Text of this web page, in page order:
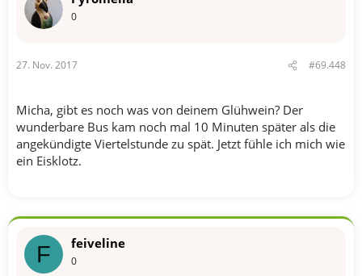
0
27. Nov. 2017 #69.448
Micha, gibt es noch was von deinem Glühwein? Der
wunderbare Bus kam noch mal 10 Minuten später als die
angekündigte Viertelstunde zu spät. Jetzt fühle ich mich wie
ein Eisklotz.
F feiveline
0